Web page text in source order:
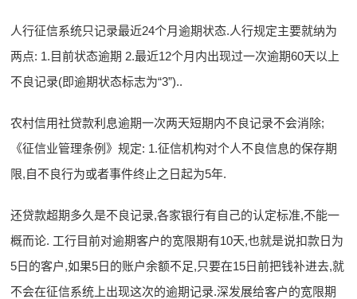
人行征信系统只记录最近24个月逾期状态.人行规定主要就纳为
两点: 1.目前状态逾期 2.最近12个月内出现过一次逾期60天以上
不良记录(即逾期状态标志为“3”)..
农村信用社贷款利息逾期一次两天短期内不良记录不会消除;
《征信业管理条例》规定: 1.征信机构对个人不良信息的保存期
限,自不良行为或者事件终止之日起为5年.
还贷款超期多久是不良记录,各家银行有自己的认定标准,不能一
概而论. 工行目前对逾期客户的宽限期有10天,也就是说扣款日为
5日的客户,如果5日的账户余额不足,只要在15日前把钱补进去,就
不会在征信系统上出现这次的逾期记录.深发展给客户的宽限期